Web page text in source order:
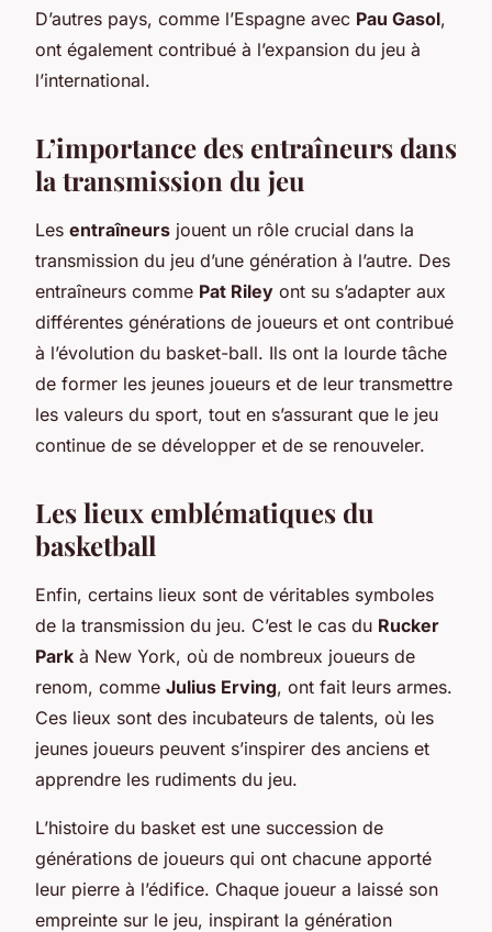
D’autres pays, comme l’Espagne avec Pau Gasol,
ont également contribué à l’expansion du jeu à
l’international.
L’importance des entraîneurs dans
la transmission du jeu
Les entraîneurs jouent un rôle crucial dans la
transmission du jeu d’une génération à l’autre. Des
entraîneurs comme Pat Riley ont su s’adapter aux
différentes générations de joueurs et ont contribué
à l’évolution du basket-ball. Ils ont la lourde tâche
de former les jeunes joueurs et de leur transmettre
les valeurs du sport, tout en s’assurant que le jeu
continue de se développer et de se renouveler.
Les lieux emblématiques du
basketball
Enfin, certains lieux sont de véritables symboles
de la transmission du jeu. C’est le cas du Rucker
Park à New York, où de nombreux joueurs de
renom, comme Julius Erving, ont fait leurs armes.
Ces lieux sont des incubateurs de talents, où les
jeunes joueurs peuvent s’inspirer des anciens et
apprendre les rudiments du jeu.
L’histoire du basket est une succession de
générations de joueurs qui ont chacune apporté
leur pierre à l’édifice. Chaque joueur a laissé son
empreinte sur le jeu, inspirant la génération